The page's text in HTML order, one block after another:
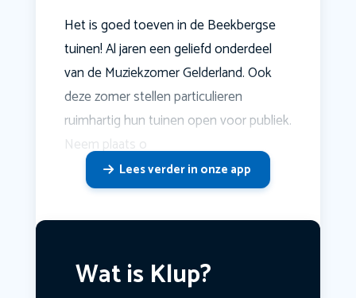
Het is goed toeven in de Beekbergse
tuinen! Al jaren een geliefd onderdeel
van de Muziekzomer Gelderland. Ook
deze zomer stellen particulieren
ruimhartig hun tuinen open voor publiek.
Neem plaats o
Lees verder in onze app
Wat is Klup?